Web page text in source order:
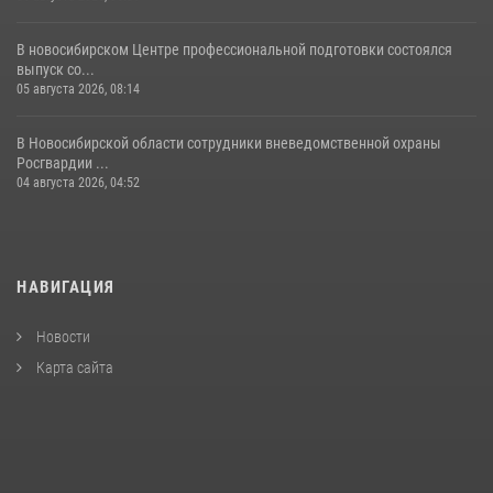
В новосибирском Центре профессиональной подготовки состоялся
выпуск со...
05 августа 2026, 08:14
В Новосибирской области сотрудники вневедомственной охраны
Росгвардии ...
04 августа 2026, 04:52
НАВИГАЦИЯ
Новости
Карта сайта